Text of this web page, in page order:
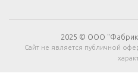
2025 © ООО
Сайт не является публичной